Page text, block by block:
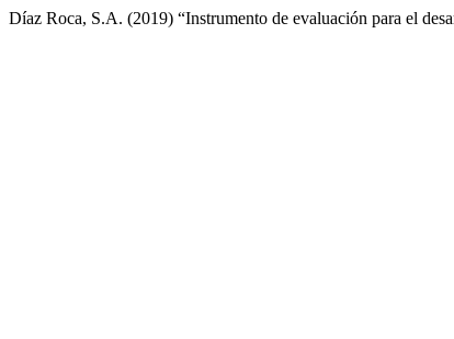
Díaz Roca, S.A. (2019) “Instrumento de evaluación para el